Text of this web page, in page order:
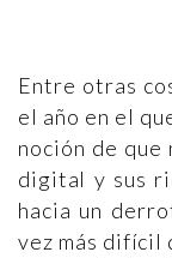
Entre otras
el año en el
noción de
digital y sus
hacia un
vez más difícil